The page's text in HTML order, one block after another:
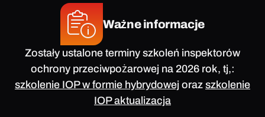
Ważne informacje
Zostały ustalone terminy szkoleń inspektorów
ochrony przeciwpożarowej na 2026 rok, tj,:
szkolenie IOP w formie hybrydowej oraz szkolenie
IOP aktualizacja